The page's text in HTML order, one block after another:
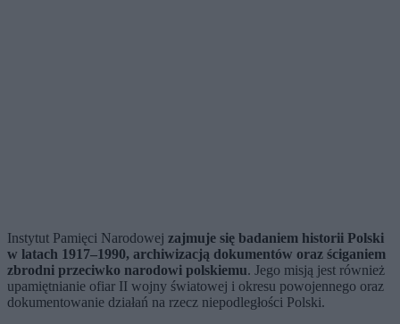
Instytut Pamięci Narodowej zajmuje się badaniem historii Polski
w latach 1917–1990, archiwizacją dokumentów oraz ściganiem
zbrodni przeciwko narodowi polskiemu. Jego misją jest również
upamiętnianie ofiar II wojny światowej i okresu powojennego oraz
dokumentowanie działań na rzecz niepodległości Polski.